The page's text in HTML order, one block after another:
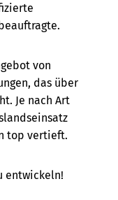
von
das über
Je nach Art
top vertieft.
entwickeln!